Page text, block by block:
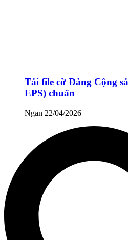
Tải file cờ Đảng Cộng
EPS) chuẩn
Ngan 22/04/2026